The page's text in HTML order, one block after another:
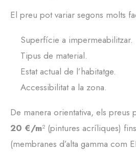
El preu pot variar segons molts
Superfície a impermeabilitzar.
Tipus de material.
Estat actual de l’habitatge.
Accessibilitat a la zona.
De manera orientativa, els preus
20 €/m² (pintures acríliques)
(membranes d’alta gamma com